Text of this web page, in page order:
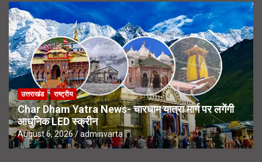
उत्तराखंड राष्ट्रीय
Char Dham Yatra News- चारधाम यात्रा मार्ग पर लगेंगी
आधुनिक LED स्क्रीन
August 6, 2026 adminvarta